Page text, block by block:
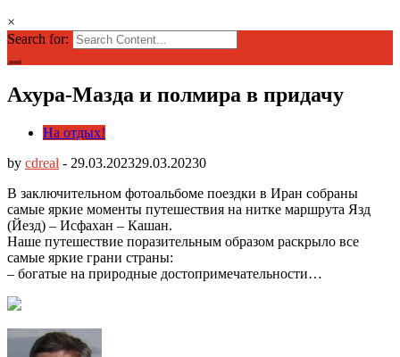
×
Search for:
Ахура-Мазда и полмира в придачу
На отдых!
by cdreal - 29.03.202329.03.20230
В заключительном фотоальбоме поездки в Иран собраны
самые яркие моменты путешествия на нитке маршрута Язд
(Йезд) – Исфахан – Кашан.
Наше путешествие поразительным образом раскрыло все
самые яркие грани страны:
– богатые на природные достопримечательности…